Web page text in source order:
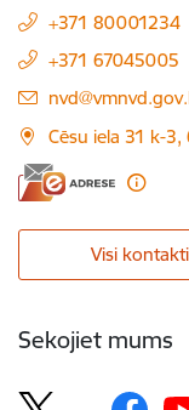
+371 80001234
+371 67045005
E-pasts:
Cēsu iela 31 k-3,
Visi kontakti
Sekojiet mums